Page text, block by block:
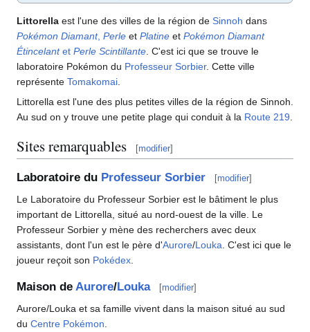
Littorella est l'une des villes de la région de Sinnoh dans
Pokémon Diamant, Perle et Platine et Pokémon Diamant
Étincelantet Perle Scintillante . C'est ici que se trouve le
laboratoire Pokémon du Professeur Sorbier. Cette ville
représente Tomakomai
Littorella est l'une des plus petites villes de la région de Sinnoh.
Au sud on y trouve une petite plage qui conduit à la Route 219
Sites remarquables [modifier]
Laboratoire du Professeur Sorbier [modifier]
Le Laboratoire du Professeur Sorbier est le bâtiment le plus
important de Littorella, situé au nord-ouest de la ville. Le
Professeur Sorbier y mène des recherchers avec deux
assistants, dont l'un est le père d'Aurore/Louka . C'est ici que le
joueur reçoit son Pokédex
Maison de Aurore/Louka [modifier]
Aurore/Louka et sa famille vivent dans la maison situé au sud
du Centre Pokémon